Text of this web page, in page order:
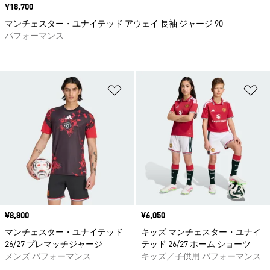
ほしいものリストに追加
価格
¥8,800
マンチェスター・ユナイテッド
26/27 プレマッチジャージ
メンズ パフォーマンス
価格
¥6,050
キッズ マンチェスター・ユナイ
テッド 26/27 ホーム ショーツ
キッズ／子供用 パフォーマンス
価格
¥18,700
マンチェスター・ユナイテッド アウェイ 長袖 ジャージ 90
パフォーマンス